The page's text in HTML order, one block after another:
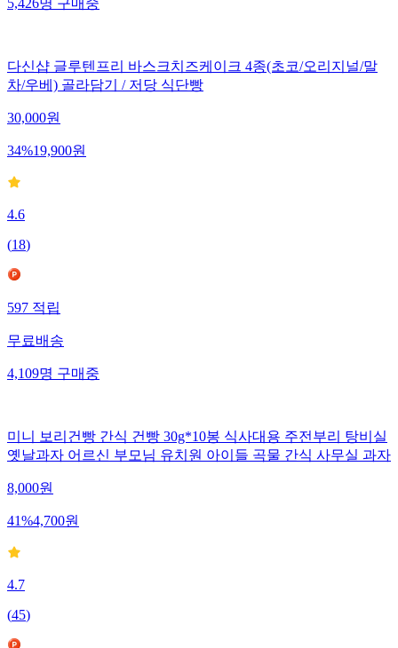
5,426명구매중
다신샵 글루텐프리 바스크치즈케이크 4종(초코/오리지널/말
차/우베) 골라담기 / 저당 식단빵
30,000원
34%19,900원
4.6
(18)
597적립
무료배송
4,109명구매중
미니 보리건빵 간식 건빵 30g*10봉 식사대용 주전부리 탕비실
옛날과자 어르신 부모님 유치원 아이들 곡물 간식 사무실 과자
8,000원
41%4,700원
4.7
(45)